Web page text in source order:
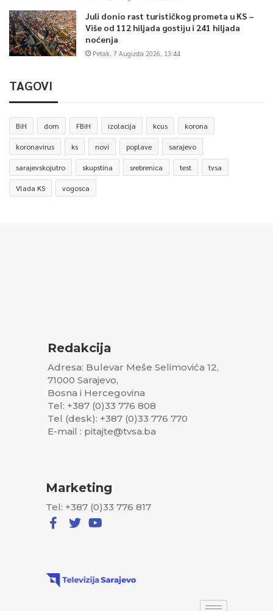
Juli donio rast turističkog prometa u KS –
Više od 112 hiljada gostiju i 241 hiljada
noćenja
Petak, 7 Augusta 2026, 13:44
TAGOVI
BiH dom FBiH izolacija kcus korona
koronavirus ks novi poplave sarajevo
sarajevskojutro skupstina srebrenica test tvsa
Vlada KS vogosca
Redakcija
Adresa: Bulevar Meše Selimovića 12,
71000 Sarajevo,
Bosna i Hercegovina
Tel: +387 (0)33 776 808
Tel (desk): +387 (0)33 776 770
E-mail : pitajte@tvsa.ba
Marketing
Tel: +387 (0)33 776 817